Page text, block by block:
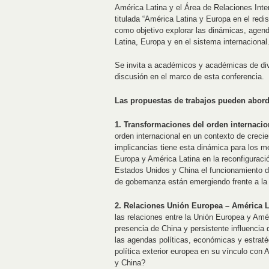
América Latina y el Área de Relaciones
titulada “América Latina y Europa en el
como objetivo explorar las dinámicas,
Latina, Europa y en el sistema internacional.
Se invita a académicos y académicas de
discusión en el marco de esta conferencia.
Las propuestas de trabajos pueden
1. Transformaciones del orden
orden internacional en un contexto de
implicancias tiene esta dinámica para los
Europa y América Latina en la
Estados Unidos y China el funcionamiento
de gobernanza están emergiendo frente a
2. Relaciones Unión Europea – América
las relaciones entre la Unión Europea y
presencia de China y persistente influencia
las agendas políticas, económicas y
política exterior europea en su vínculo con
y China?